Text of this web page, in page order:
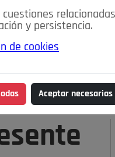
cuestiones relacionadas
y persistencia.
de cookies
Aceptar necesarias